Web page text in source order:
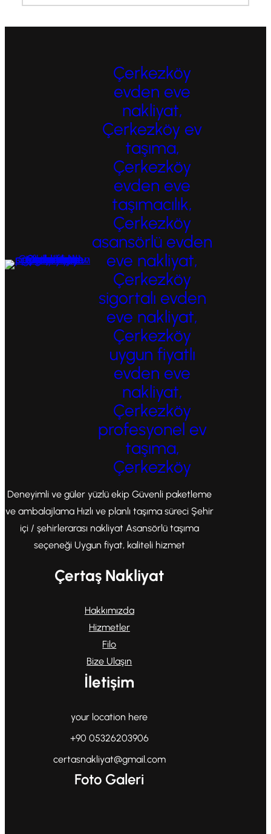
Çerkezköy
evden eve
nakliyat,
Çerkezköy ev
taşıma,
Çerkezköy
evden eve
taşımacılık,
Çerkezköy
asansörlü evden
eve nakliyat,
Çerkezköy
sigortalı evden
eve nakliyat,
Çerkezköy
uygun fiyatlı
evden eve
nakliyat,
Çerkezköy
profesyonel ev
taşıma,
Çerkezköy
Deneyimli ve güler yüzlü ekip Güvenli paketleme
ve ambalajlama Hızlı ve planlı taşıma süreci Şehir
içi / şehirlerarası nakliyat Asansörlü taşıma
seçeneği Uygun fiyat, kaliteli hizmet
Çertaş Nakliyat
Hakkımızda
Hizmetler
Filo
Bize Ulaşın
İletişim
your location here
+90 05326203906
certasnakliyat@gmail.com
Foto Galeri